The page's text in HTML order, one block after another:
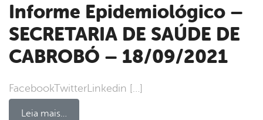
Informe Epidemiológico –
SECRETARIA DE SAÚDE DE
CABROBÓ – 18/09/2021
FacebookTwitterLinkedin […]
Leia mais…